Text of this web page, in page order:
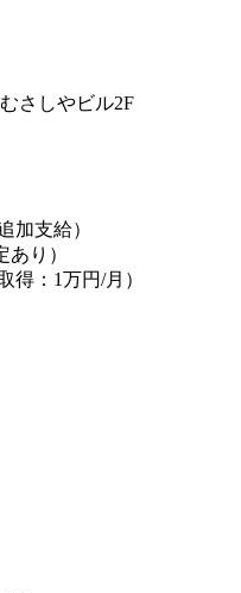
さしやビル2F
加支給）
り）
得：1万円/月）